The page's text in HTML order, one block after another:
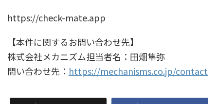
https://check-mate.app
【本件に関するお問い合わせ先】
株式会社メカニズム担当者名：田畑隼弥
問い合わせ先： https://mechanisms.co.jp/contact